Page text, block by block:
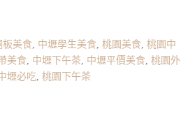
板美食, 中壢學生美食, 桃園美食, 桃園中
美食, 中壢下午茶, 中壢平價美食, 桃園外
壢必吃, 桃園下午茶